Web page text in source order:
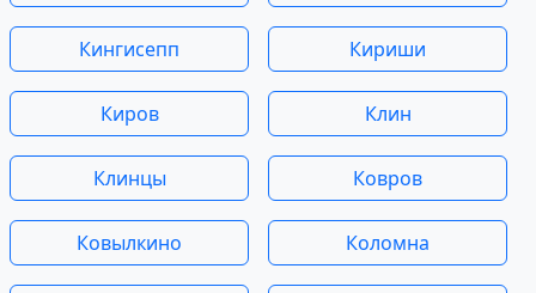
Кингисепп Кириши
Киров Клин
Клинцы Ковров
Ковылкино Коломна